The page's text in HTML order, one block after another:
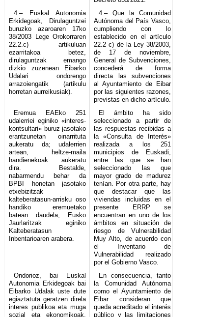
4.– Euskal Autonomia
Erkidegoak, Dirulaguntzei
buruzko azaroaren 17ko
38/2003 Lege Orokorraren
22.2.c) artikuluan
ezarritakoa betez,
dirulaguntzak emango
dizkio zuzenean Eibarko
Udalari ondorengo
arrazoiengatik (artikulu
horretan aurreikusiak).
4.– Que la Comunidad
Autónoma del País Vasco,
cumpliendo con lo
establecido en el artículo
22.2 c) de la Ley 38/2003,
de 17 de noviembre,
General de Subvenciones,
concederá de forma
directa las subvenciones
al Ayuntamiento de Eibar
por las siguientes razones,
previstas en dicho artículo.
Eremua EAEko 251
udalerriei eginiko «interes-
kontsultari» buruz jasotako
erantzunetan oinarrituta
aukeratu da; udalerrien
artean, heltze-maila
handienekoak aukeratu
dira. Bestalde,
nabarmendu behar da
BPBI honetan jasotako
etxebizitzak
kalteberatasun-arrisku oso
handiko eremuetako
batean daudela, Eusko
Jaurlaritzak eginiko
Kalteberatasun
Inbentarioaren arabera.
El ámbito ha sido
seleccionado a partir de
las respuestas recibidas a
la «Consulta de Interés»
realizada a los 251
municipios de Euskadi,
entre las que se han
seleccionado las que
mayor grado de madurez
tenían. Por otra parte, hay
que destacar que las
viviendas incluidas en el
presente ERRP se
encuentran en uno de los
ámbitos en situación de
riesgo de Vulnerabilidad
Muy Alto, de acuerdo con
el Inventario de
Vulnerabilidad realizado
por el Gobierno Vasco.
Ondorioz, bai Euskal
Autonomia Erkidegoak bai
Eibarko Udalak uste dute
egiaztatuta geratzen direla
interes publikoa eta muga
sozial eta ekonomikoak,
En consecuencia, tanto
la Comunidad Autónoma
como el Ayuntamiento de
Eibar consideran que
queda acreditado el interés
público y las limitaciones